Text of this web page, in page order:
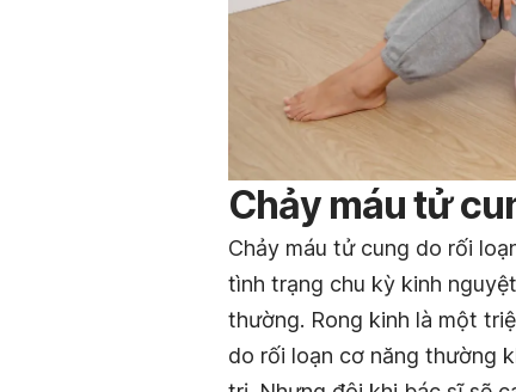
Chảy máu tử
Chảy máu tử cung do rối
tình trạng chu kỳ kinh
thường. Rong kinh là một
do rối loạn cơ năng thường